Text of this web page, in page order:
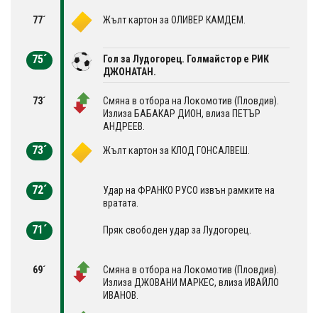
77´ Жълт картон за ОЛИВЕР КАМДЕМ.
75´
Гол за Лудогорец. Голмайстор е РИК
ДЖОНАТАН.
73´
Смяна в отбора на Локомотив (Пловдив).
Излиза БАБАКАР ДИОН, влиза ПЕТЪР
АНДРЕЕВ.
73´ Жълт картон за КЛОД ГОНСАЛВЕШ.
72´
Удар на ФРАНКО РУСО извън рамките на
вратата.
71´ Пряк свободен удар за Лудогорец.
69´
Смяна в отбора на Локомотив (Пловдив).
Излиза ДЖОВАНИ МАРКЕС, влиза ИВАЙЛО
ИВАНОВ.